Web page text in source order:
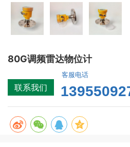
80G调频雷达物位计
联系我们
客服电话